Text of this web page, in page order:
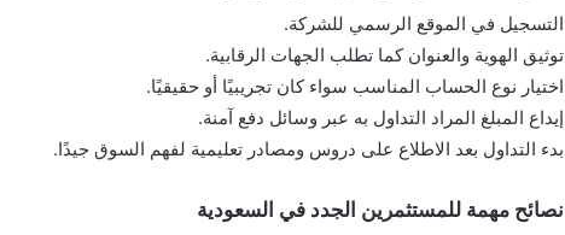
التسجيل في الموقع الرسمي للشركة.
توثيق الهوية والعنوان كما تطلب الجهات الرقابية.
اختيار نوع الحساب المناسب سواء كان تجريبيًا أو حقيقيًا.
إيداع المبلغ المراد التداول به عبر وسائل دفع آمنة.
بدء التداول بعد الاطلاع على دروس ومصادر تعليمية لفهم السوق جيدًا.
نصائح مهمة للمستثمرين الجدد في السعودية